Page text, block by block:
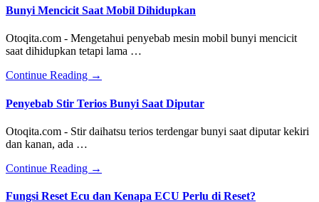
Kelebihan
Angin
Ban
Mobil
Bunyi Mencicit Saat Mobil Dihidupkan
Otoqita.com - Mengetahui penyebab mesin mobil bunyi mencicit
saat dihidupkan tetapi lama …
Continue Reading about
Mencicit
Saat
Mobil
Dihidupkan
→
Penyebab Stir Terios Bunyi Saat Diputar
Otoqita.com - Stir daihatsu terios terdengar bunyi saat diputar kekiri
dan kanan, ada …
Continue Reading about
Stir
→
Fungsi Reset Ecu dan Kenapa ECU Perlu di Reset?